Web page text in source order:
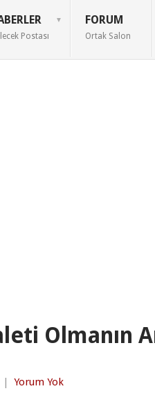
Postası
FORUM
Ortak Salon
Olmanın
| Yorum Yok